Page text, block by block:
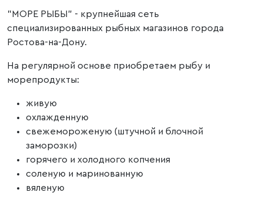
"МОРЕ РЫБЫ" - крупнейшая сеть
специализированных рыбных магазинов города
Ростова-на-Дону.
На регулярной основе приобретаем рыбу и
морепродукты:
живую
охлажденную
свежемороженую (штучной и блочной
заморозки)
горячего и холодного копчения
соленую и маринованную
вяленую